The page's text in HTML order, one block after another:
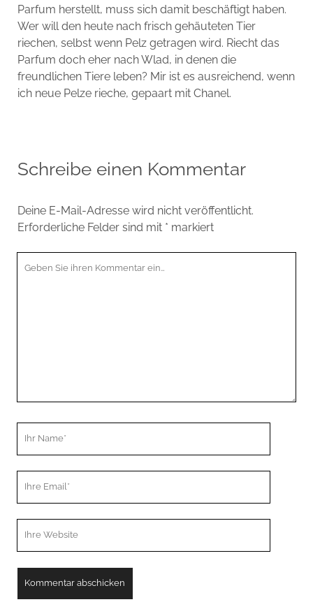
Parfum herstellt, muss sich damit beschäftigt haben.
Wer will den heute nach frisch gehäuteten Tier
riechen, selbst wenn Pelz getragen wird. Riecht das
Parfum doch eher nach Wlad, in denen die
freundlichen Tiere leben? Mir ist es ausreichend, wenn
ich neue Pelze rieche, gepaart mit Chanel.
Schreibe einen Kommentar
Deine E-Mail-Adresse wird nicht veröffentlicht.
Erforderliche Felder sind mit * markiert